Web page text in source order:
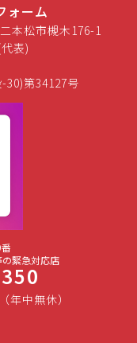
ォーム
本松市槻木176-1
表)
30)第34127号
緊急対応店
年中無休）